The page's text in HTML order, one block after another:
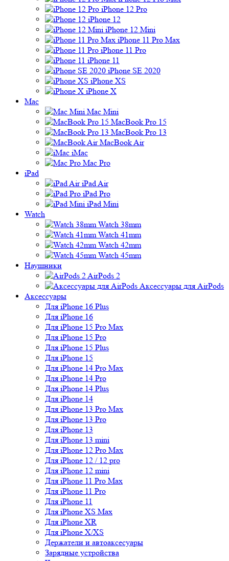
iPhone 12 Pro
iPhone 12
iPhone 12 Mini
iPhone 11 Pro Max
iPhone 11 Pro
iPhone 11
iPhone SE 2020
iPhone XS
iPhone X
Mac
Mac Mini
MacBook Pro 15
MacBook Pro 13
MacBook Air
iMac
Mac Pro
iPad
iPad Air
iPad Pro
iPad Mini
Watch
Watch 38mm
Watch 41mm
Watch 42mm
Watch 45mm
Наушники
AirPods 2
Аксессуары для AirPods
Аксессуары
Для iPhone 16 Plus
Для iPhone 16
Для iPhone 15 Pro Max
Для iPhone 15 Pro
Для iPhone 15 Plus
Для iPhone 15
Для iPhone 14 Pro Max
Для iPhone 14 Pro
Для iPhone 14 Plus
Для iPhone 14
Для iPhone 13 Pro Max
Для iPhone 13 Pro
Для iPhone 13
Для iPhone 13 mini
Для iPhone 12 Pro Max
Для iPhone 12 / 12 pro
Для iPhone 12 mini
Для iPhone 11 Pro Max
Для iPhone 11 Pro
Для iPhone 11
Для iPhone XS Max
Для iPhone XR
Для iPhone X/XS
Держатели и автоаксесуары
Зарядные устройства